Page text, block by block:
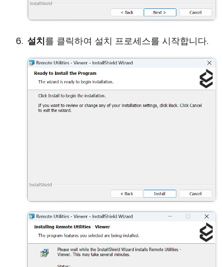
설치를 클릭하여 설치 프로세스를 시작합니다.